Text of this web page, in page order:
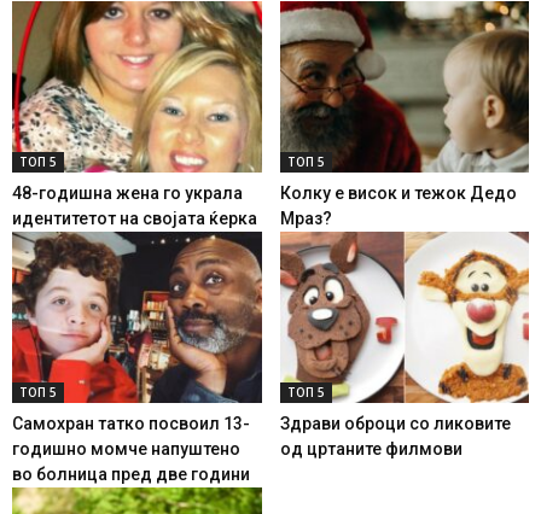
ТОП 5
48-годишна жена го украла
идентитетот на својата ќерка
ТОП 5
Колку е висок и тежок Дедо
Мраз?
ТОП 5
Самохран татко посвоил 13-
годишно момче напуштено
во болница пред две години
ТОП 5
Здрави оброци со ликовите
од цртаните филмови